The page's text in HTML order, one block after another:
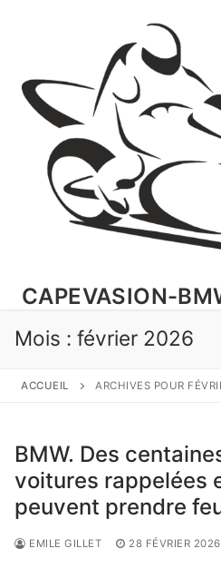
CAPEVASION-
Mois : février 2026
ACCUEIL ARCHIVES POUR
BMW. Des
voitures rappelées
peuvent prendre
EMILE GILLET 28 FÉVRIER 2026